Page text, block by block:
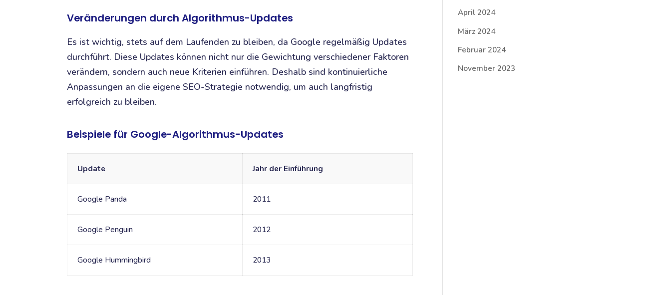
Veränderungen durch Algorithmus-Updates
Es ist wichtig, stets auf dem Laufenden zu bleiben, da Google regelmäßig Updates
durchführt. Diese Updates können nicht nur die Gewichtung verschiedener Faktoren
verändern, sondern auch neue Kriterien einführen. Deshalb sind kontinuierliche
Anpassungen an die eigene SEO-Strategie notwendig, um auch langfristig
erfolgreich zu bleiben.
Beispiele für Google-Algorithmus-Updates
Update Jahr der Einführung
Google Panda 2011
Google Penguin 2012
Google Hummingbird 2013
April 2024
März 2024
Februar 2024
November 2023